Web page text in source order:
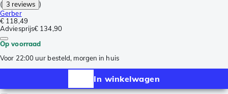
( 3 reviews )
Gerber
€ 118,49
Adviesprijs€ 134,90
Op voorraad
Voor 22:00 uur besteld, morgen in huis
In winkelwagen